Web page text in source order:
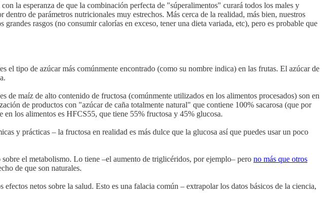
con la esperanza de que la combinación perfecta de "súperalimentos" curará todos los males y
de parámetros nutricionales muy estrechos. Más cerca de la realidad, más bien, nuestros
rasgos (no consumir calorías en exceso, tener una dieta variada, etc), pero es probable que
el tipo de azúcar más comúnmente encontrado (como su nombre indica) en las frutas. El azúcar de
maíz de alto contenido de fructosa (comúnmente utilizados en los alimentos procesados) son en
de productos con "azúcar de caña totalmente natural" que contiene 100% sacarosa (que por
los alimentos es HFCS55, que tiene 55% fructosa y 45% glucosa.
y prácticas – la fructosa en realidad es más dulce que la glucosa así que puedes usar un poco
el metabolismo. Lo tiene –el aumento de triglicéridos, por ejemplo– pero no más que otros
de que son naturales.
netos sobre la salud. Esto es una falacia común – extrapolar los datos básicos de la ciencia,